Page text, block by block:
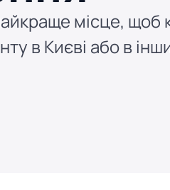
місце, щоб
в Києві або в